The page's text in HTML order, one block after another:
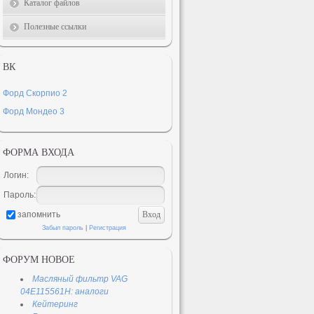
Каталог файлов
Полезные ссылки
ВК
Форд Скорпио 2
Форд Мондео 3
ФОРМА ВХОДА
Логин:
Пароль:
запомнить
Забыл пароль Регистрация
ФОРУМ НОВОЕ
Масляный фильтр VAG
04E115561H: аналоги
Кейтеринг